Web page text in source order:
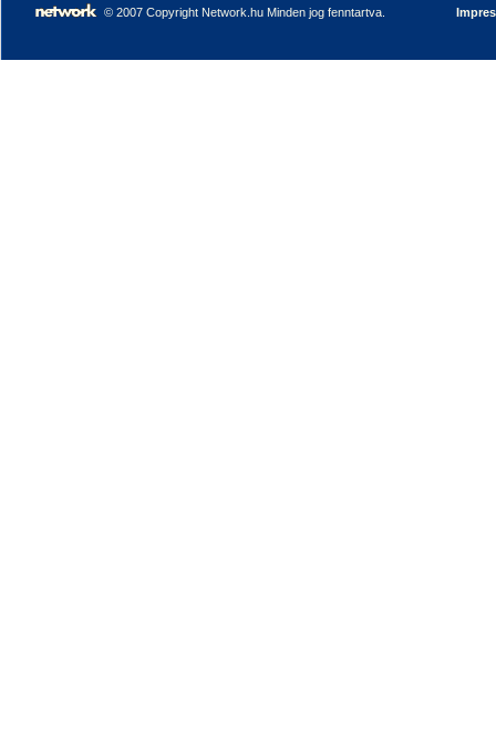
© 2007 Copyright Network.hu Minden jog fenntartva.